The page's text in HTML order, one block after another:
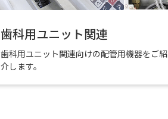
歯科用ユニット関連
歯科用ユニット関連向けの配管用機器をご紹
介します。